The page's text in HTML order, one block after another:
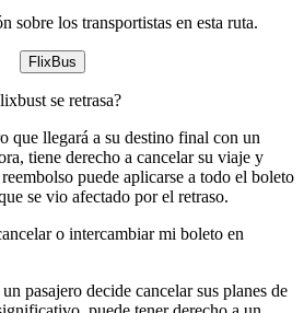
sobre los transportistas en esta ruta.
FlixBus
se retrasa?
que llegará a su destino final con un
tiene derecho a cancelar su viaje y
puede aplicarse a todo el boleto
se vio afectado por el retraso.
o intercambiar mi boleto en
pasajero decide cancelar sus planes de